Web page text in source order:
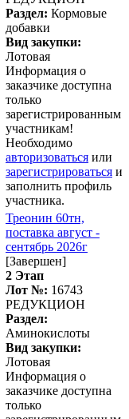
Раздел: Кормовые
добавки
Вид закупки:
Лотовая
Информация о
заказчике доступна
только
зарегистрированным
участникам!
Необходимо
авторизоваться или
зарегистрироваться и
заполнить профиль
участника.
Треонин 60тн,
поставка август -
сентябрь 2026г
[Завершен]
2 Этап
Лот №: 16743
РЕДУКЦИОН
Раздел:
Аминокислоты
Вид закупки:
Лотовая
Информация о
заказчике доступна
только